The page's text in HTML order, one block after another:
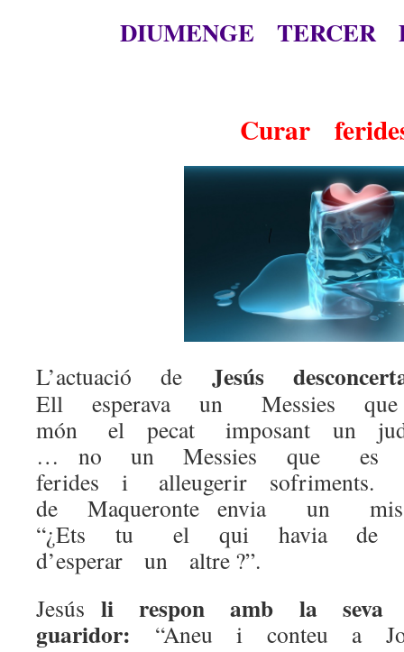
DIUMENGE TERCER
Curar
L’actuació de Jesús
Ell esperava un Messies
món el pecat imposant un
… no un Messies que es
ferides i alleugerir
de Maqueronte envia un
“¿Ets tu el qui havia de
d’esperar un altre ?”.
Jesús li respon amb la
guaridor: “Aneu i conteu a